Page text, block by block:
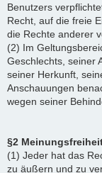
Benutzers
Recht, auf die freie
die Rechte anderer
(2) Im
Geschlechts, seiner
seiner Herkunft,
Anschauungen
wegen seiner
§2
(1) Jeder hat das
zu äußern und zu